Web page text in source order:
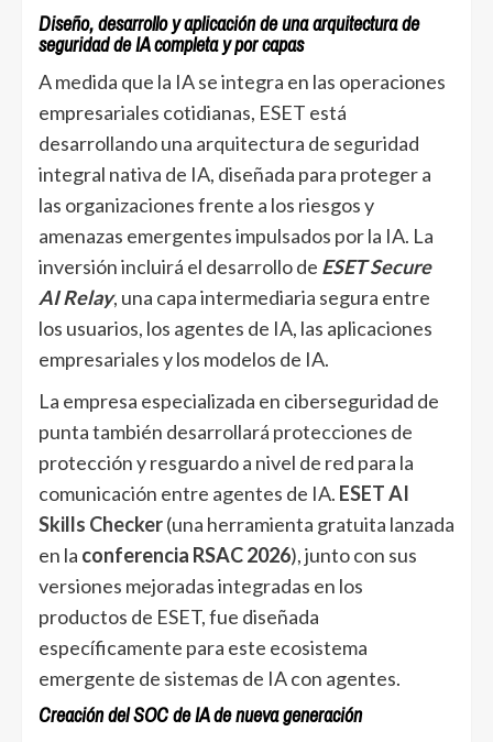
Diseño, desarrollo y aplicación de una arquitectura de
seguridad de IA completa y por capas
A medida que la IA se integra en las operaciones
empresariales cotidianas, ESET está
desarrollando una arquitectura de seguridad
integral nativa de IA, diseñada para proteger a
las organizaciones frente a los riesgos y
amenazas emergentes impulsados por la IA. La
inversión incluirá el desarrollo de ESET Secure
AI Relay, una capa intermediaria segura entre
los usuarios, los agentes de IA, las aplicaciones
empresariales y los modelos de IA.
La empresa especializada en ciberseguridad de
punta también desarrollará protecciones de
protección y resguardo a nivel de red para la
comunicación entre agentes de IA. ESET AI
Skills Checker(una herramienta gratuita lanzada
en la conferencia RSAC 2026), junto con sus
versiones mejoradas integradas en los
productos de ESET, fue diseñada
específicamente para este ecosistema
emergente de sistemas de IA con agentes.
Creación del SOC de IA de nueva generación